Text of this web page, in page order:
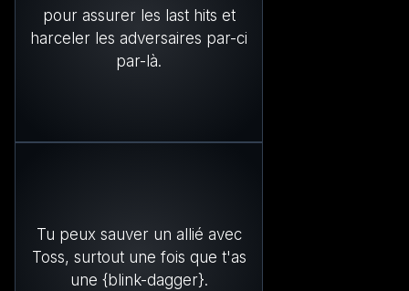
pour assurer les last hits et
harceler les adversaires par-ci
par-là.
Tu peux sauver un allié avec
Toss, surtout une fois que t'as
une {blink-dagger}.